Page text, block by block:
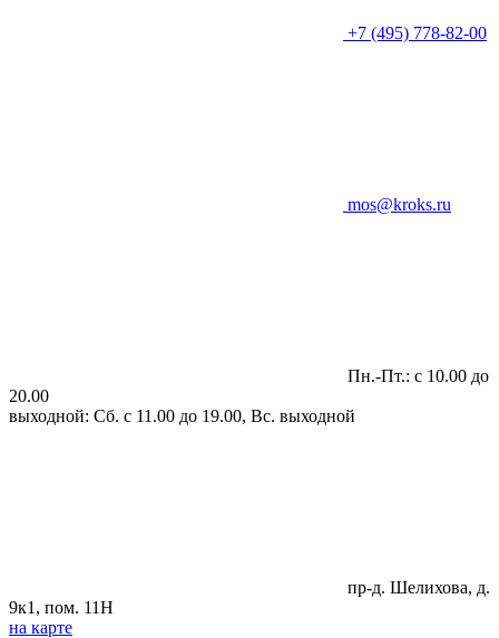
+7 (495) 778-82-00
mos@kroks.ru
Пн.-Пт.: с 10.00 до
20.00
выходной: Сб. с 11.00 до 19.00, Вс. выходной
пр-д. Шелихова, д.
9к1, пом. 11Н
на карте